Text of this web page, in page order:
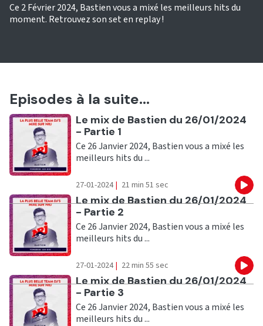
Ce 2 Février 2024, Bastien vous a mixé les meilleurs hits du
moment. Retrouvez son set en replay !
Episodes à la suite...
Ecouter
Le mix de Bastien du 26/01/2024
- Partie 1
Ce 26 Janvier 2024, Bastien vous a mixé les
meilleurs hits du ...
27-01-2024 | 21 min 51 sec
Ecouter
Le mix de Bastien du 26/01/2024
- Partie 2
Ce 26 Janvier 2024, Bastien vous a mixé les
meilleurs hits du ...
27-01-2024 | 22 min 55 sec
Ecouter
Le mix de Bastien du 26/01/2024
- Partie 3
Ce 26 Janvier 2024, Bastien vous a mixé les
meilleurs hits du ...